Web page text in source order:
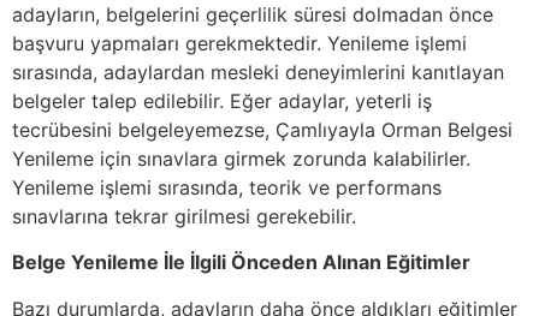
adayların, belgelerini geçerlilik süresi dolmadan önce
başvuru yapmaları gerekmektedir. Yenileme işlemi
sırasında, adaylardan mesleki deneyimlerini kanıtlayan
belgeler talep edilebilir. Eğer adaylar, yeterli iş
tecrübesini belgeleyemezse, Çamlıyayla Orman Belgesi
Yenileme için sınavlara girmek zorunda kalabilirler.
Yenileme işlemi sırasında, teorik ve performans
sınavlarına tekrar girilmesi gerekebilir.
Belge Yenileme İle İlgili Önceden Alınan Eğitimler
Bazı durumlarda, adayların daha önce aldıkları eğitimler